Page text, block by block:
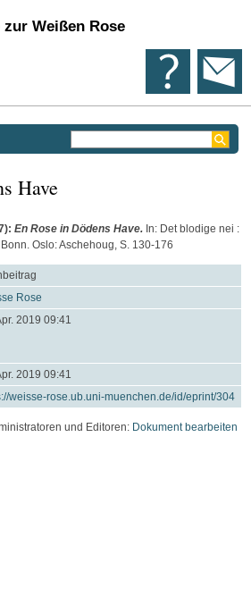
Weißen Rose
Have
En Rose in Dödens Have. In: Det blodige nei :
Oslo: Aschehoug, S. 130-176
Rose
2019 09:41
2019 09:41
weisse-rose.ub.uni-muenchen.de/id/eprint/304
und Editoren: Dokument bearbeiten